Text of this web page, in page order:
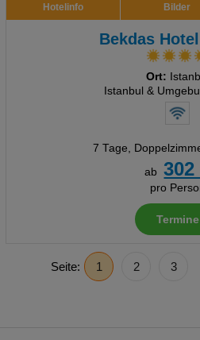
Hotelinfo Bilder
Bekdas
Ort:
Istanbul &
7 Tage,
ab
302
pro
Termine
Seite: 1 2 3